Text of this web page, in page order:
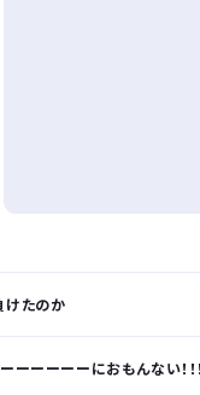
たのか
ーーーーーにおもんない！！